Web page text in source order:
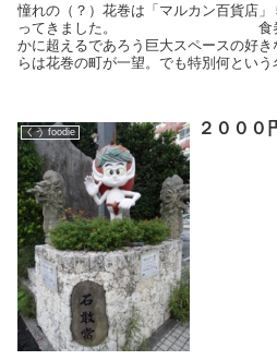
憧れの（？）花巻は「マルカン百貨店
ってきました。 食券を買
かに超えるであろう巨大スペースの好
らは花巻の町が一望。でも特別何という
くう foodie ２０００